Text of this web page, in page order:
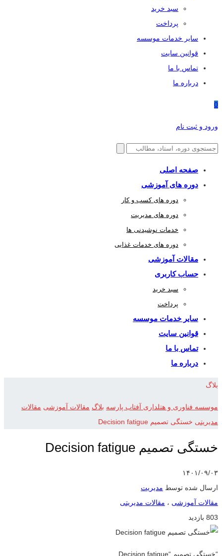
سبد خرید
پرداخت
سایر خدمات موسسه
قوانین سایت
تماس با ما
درباره ما
0
ورود و ثبت نام
صفحه اصلی
دوره های آموزشی
دوره های کسب و کار
دوره های مدیریت
خدمات نوشیدنی ها
دوره های خدمات غذایی
مقالات آموزشی
حساب کاربری
سبد خرید
پرداخت
سایر خدمات موسسه
قوانین سایت
تماس با ما
درباره ما
بلاگ
موسسه فناوری و هتلداری آفتاب پارسه بلاگ مقالات آموزشی مقالات
مدیریتی خستگی تصمیم Decision fatigue
خستگی تصمیم Decision fatigue
۱۴۰۱/۰۹/۰۳
ارسال شده توسط مدیریت
مقالات آموزشی ، مقالات مدیریتی
803 بازدید
“خستگی تصمیم “Decision fatigue